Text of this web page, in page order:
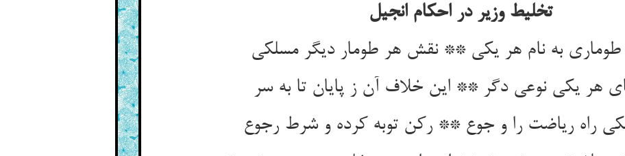
تخلیط وزیر در احکام انجیل
هر یکی نوعی دگر ** این خلاف آن ز پایان تا به سر